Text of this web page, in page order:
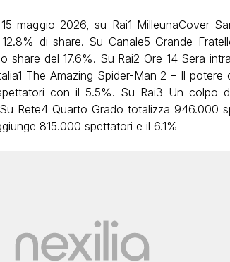
maggio 2026, su Rai1 MilleunaCover
di share. Su Canale5 Grande
del 17.6%. Su Rai2 Ore 14 Sera
The Amazing Spider-Man 2 – Il potere
con il 5.5%. Su Rai3 Un colpo
Rete4 Quarto Grado totalizza 946.000
815.000 spettatori e il 6.1%